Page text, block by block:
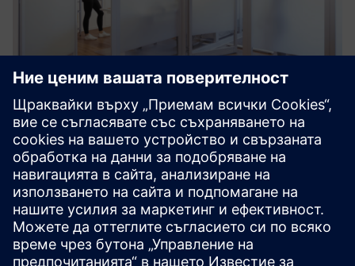
Wobatech Partition Walls
High sound insulation requirements and the demarcation
of protected areas require variable partition walls. Thanks
to the modular design, modifications and extensions,
including integration into the ceiling grid, are
systematicall...